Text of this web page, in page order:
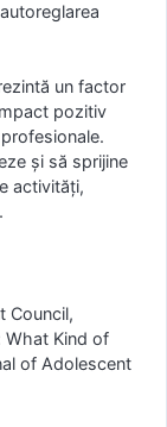
un factor
pozitiv
și să sprijine
activități,
Council,
What Kind of
of Adolescent